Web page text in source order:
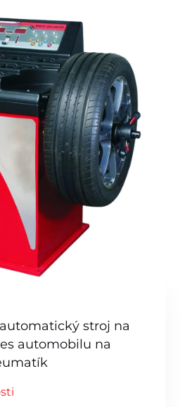
stroj na
automobilu na